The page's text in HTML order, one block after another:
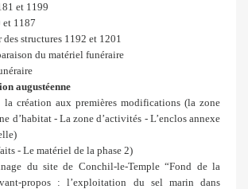
et 1199
et 1187
structures 1192 et 1201
du matériel funéraire
augustéenne
création aux premières modifications (la zone
d’habitat - La zone d’activités - L’enclos annexe
- Le matériel de la phase 2)
du site de Conchil-le-Temple “Fond de la
propos : l’exploitation du sel marin dans